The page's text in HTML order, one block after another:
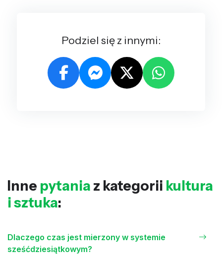
Podziel się z innymi:
Inne pytania z kategorii kultura
i sztuka:
Dlaczego czas jest mierzony w systemie
sześćdziesiątkowym?